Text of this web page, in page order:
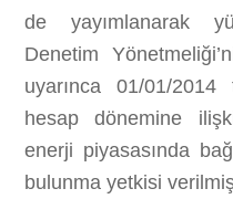
de yayımlanarak
Denetim
uyarınca 01/01/
hesap dönemine
enerji piyasasında
bulunma yetkisi